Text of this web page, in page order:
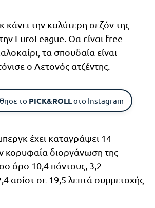
κάνει την καλύτερη σεζόν της
EuroLeague . Θα είναι free
τα σπουδαία είναι
ο Λετονός ατζέντης.
το PICK&ROLLστο Instagram
έχει καταγράψει 14
κορυφαία διοργάνωση της
όρο 10,4 πόντους, 3,2
ασίστ σε 19,5 λεπτά συμμετοχής